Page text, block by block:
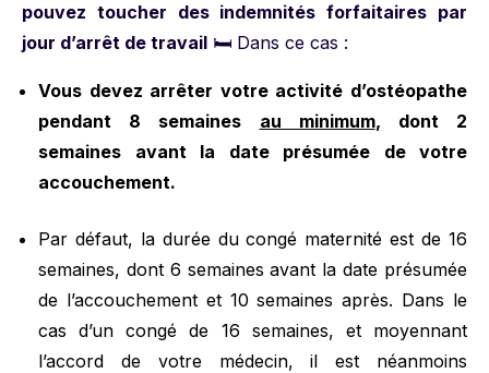
pouvez toucher des indemnités forfaitaires par
jour d’arrêt de travail 🛏️ Dans ce cas :
Vous devez arrêter votre activité d’ostéopathe
pendant 8 semaines au minimum, dont 2
semaines avant la date présumée de votre
accouchement.
Par défaut, la durée du congé maternité est de 16
semaines, dont 6 semaines avant la date présumée
de l’accouchement et 10 semaines après. Dans le
cas d’un congé de 16 semaines, et moyennant
l’accord de votre médecin, il est néanmoins